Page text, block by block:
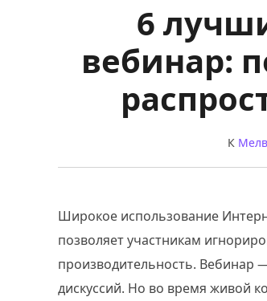
6
вебинар:
К
Широкое использование
позволяет участникам
производительность. Вебинар
дискуссий. Но во время живой